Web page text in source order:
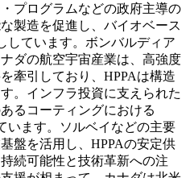
プログラムなどの政府主導の
製造を促進し、バイオベース
しています。ボンバルディア
ダの航空宇宙産業は、高強度
牽引しており、HPPAは構造
。インフラ投資に支えられた
るコーティングにおける
います。ソルベイなどの主要
盤を活用し、HPPAの安定供
続可能性と技術革新への注